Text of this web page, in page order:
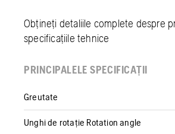
Obțineți detaliile complete despre
specificațiile tehnice
PRINCIPALELE SPECIFICAȚII
Greutate
Unghi de rotație Rotation angle